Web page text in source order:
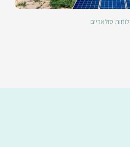
לוחות סולאריים